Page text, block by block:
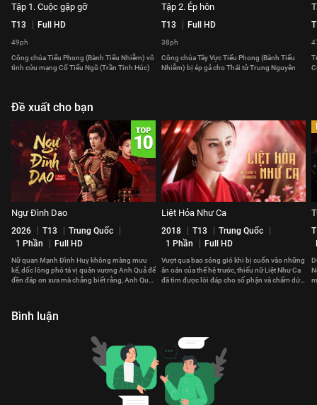
Tập 1. Cuộc gặp gỡ
T13 Full HD
49ph
Công chúa Tiểu Phong (Bành Tiểu Nhiễm) vô
tình cứu mạng Cố Tiểu Ngũ (Trần Tinh Húc)
Tập 2. Ép hôn
T13 Full HD
38ph
Công chúa Tây Vực Tiểu Phong (Bành Tiểu
Nhiễm) bị ép gả cho Thái tử Trung Nguyên
Đề xuất cho bạn
Ngự Đình Dao
2026 T13
Trung Quốc
1 Phần
Full HD
Nữ quan Mạnh Đình Huy không màng mưu
kế, dốc lòng phó tá vị quân vương Anh Quả để
đền đáp ơn xưa mà chẳng biết rằng, Anh Quả
Liệt Hỏa Như Ca
2018 T13
Trung Quốc
1 Phần
Full HD
Vượt qua bao sóng gió khi bị cuốn vào những
ân oán của thế hệ trước, thiếu nữ Liệt Như Ca
đã tìm được lời đáp cho số phận và chấm dứt
Bình luận